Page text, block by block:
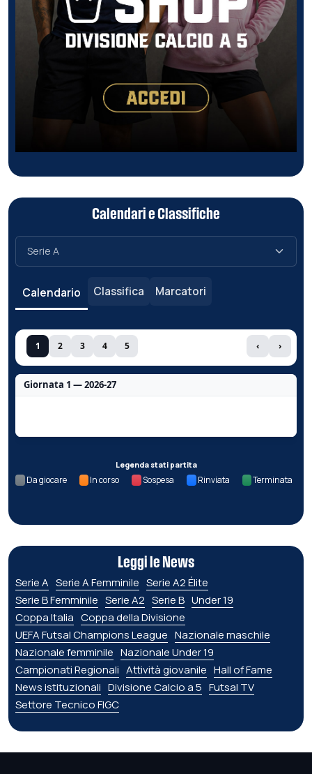
Calendari e Classifiche
Calendario Classifica Marcatori
1 2 3 4 5 ‹ ›
Giornata 1 — 2026-27
Legenda stati partita
Da giocare In corso Sospesa Rinviata Terminata
Leggi le News
Serie A Serie A Femminile Serie A2 Élite
Serie B Femminile Serie A2 Serie B Under 19
Coppa Italia Coppa della Divisione
UEFA Futsal Champions League Nazionale maschile
Nazionale femminile Nazionale Under 19
Campionati Regionali Attività giovanile Hall of Fame
News istituzionali Divisione Calcio a 5 Futsal TV
Settore Tecnico FIGC